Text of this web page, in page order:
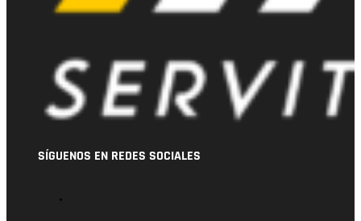
SÍGUENOS EN REDES SOCIALES